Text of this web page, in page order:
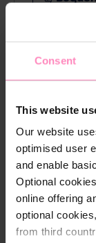
Consent
This website
Our website
optimised user
and enable
Optional
online offering
optional
from third
Global